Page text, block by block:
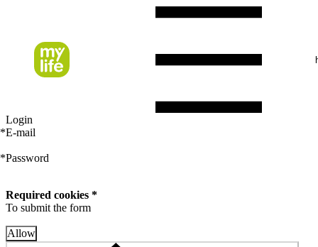
Login
*E-mail
*Password
Required cookies *
To submit the form
Allow